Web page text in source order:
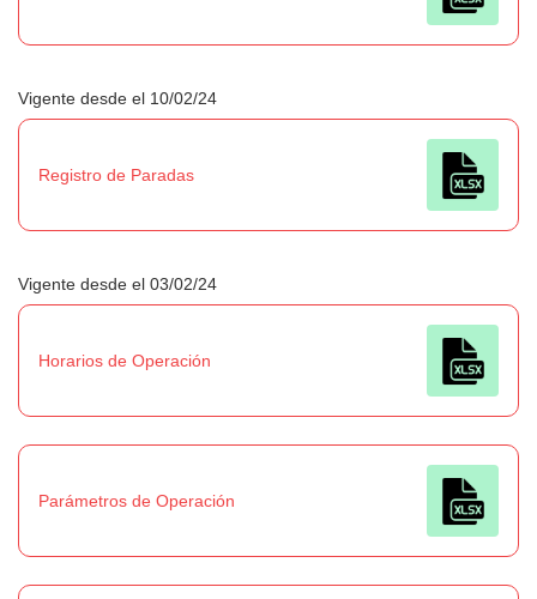
Vigente desde el 10/02/24
Registro de Paradas
Vigente desde el 03/02/24
Horarios de Operación
Parámetros de Operación